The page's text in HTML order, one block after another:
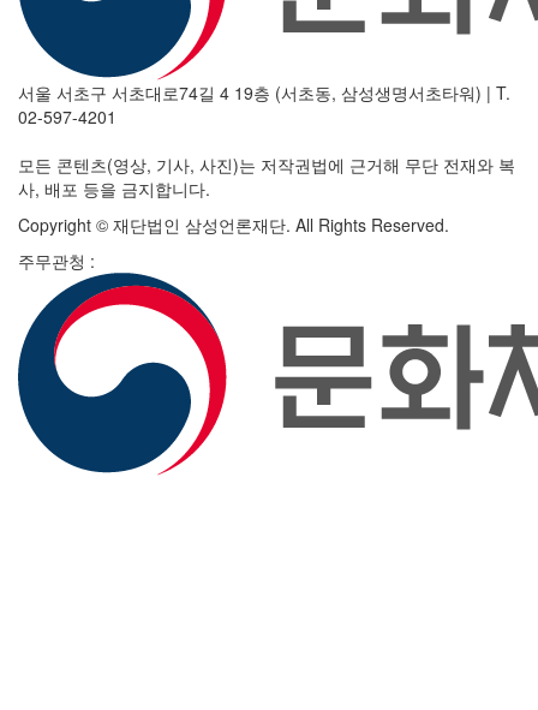
서울 서초구 서초대로74길 4 19층 (서초동, 삼성생명서초타워) | T.
02-597-4201
모든 콘텐츠(영상, 기사, 사진)는 저작권법에 근거해 무단 전재와 복
사, 배포 등을 금지합니다.
Copyright © 재단법인 삼성언론재단. All Rights Reserved.
주무관청 :